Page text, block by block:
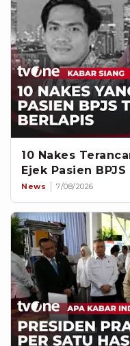
10 Nakes
Ejek Pasien BPJS
News 7/08/2026